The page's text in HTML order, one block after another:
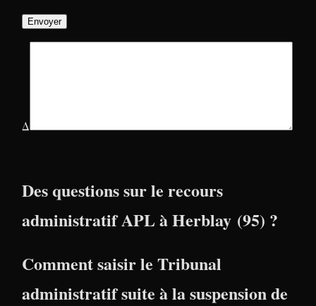
Δ
Des questions sur le recours
administratif APL à Herblay (95) ?
Comment saisir le Tribunal
administratif suite à la suspension de